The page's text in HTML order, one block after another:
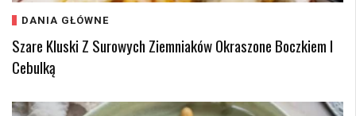
DANIA GŁÓWNE
Szare Kluski Z Surowych Ziemniaków Okraszone Boczkiem I
Cebulką